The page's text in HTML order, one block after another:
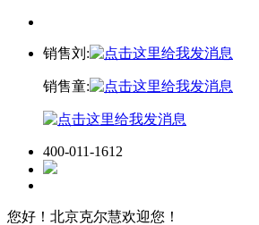
销售刘:
销售童:
400-011-1612
您好！北京克尔慧欢迎您！